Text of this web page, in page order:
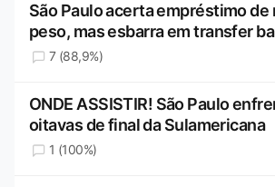
São Paulo acerta empréstimo de
peso, mas esbarra em transfer
7 (88,9%)
ONDE ASSISTIR! São Paulo
oitavas de final da Sulamericana
1 (100%)